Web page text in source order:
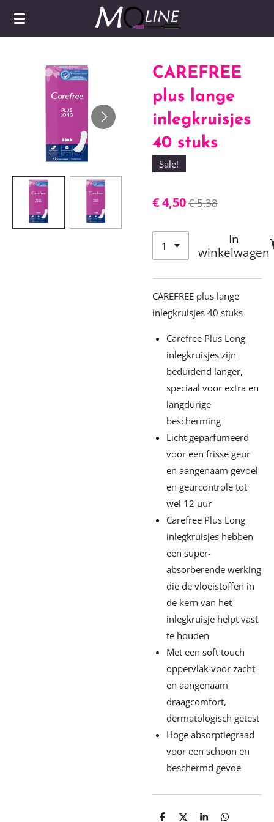
Ga
hoofdinhoud
CAREFREE
plus lange
inlegkruisjes
40 stuks
Sale!
€ 4,50€ 5,38
In
winkelwagen
CAREFREE plus lange
inlegkruisjes 40 stuks
Carefree Plus Long
inlegkruisjes zijn
beduidend langer,
speciaal voor extra en
langdurige
bescherming
Licht geparfumeerd
voor een frisse geur
en aangenaam gevoel
en geurcontrole tot
wel 12 uur
Carefree Plus Long
inlegkruisjes hebben
een super-
absorberende werking
die de vloeistoffen in
de kern van het
inlegkruisje helpt vast
te houden
Met een soft touch
oppervlak voor zacht
en aangenaam
draagcomfort,
dermatologisch getest
Hoge absorptiegraad
voor een schoon en
beschermd gevoe